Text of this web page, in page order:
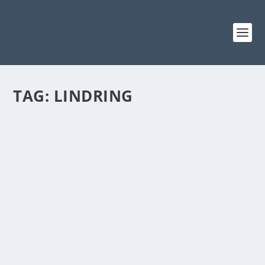
TAG: LINDRING